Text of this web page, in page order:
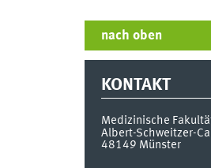
nach oben
KONTAKT
Medizinische
Albert-Schweitzer-
48149 Münster